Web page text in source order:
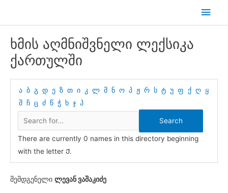
Main
ხმის აღმნიშვნელი ლექსიკა
ქართულში
ა ბ გ დ ე ზ თ ი კ ლ მ ნ ო პ ჟ რ ს ტ უ ფ ქ ღ ყ
შ ჩ ც ძ წ ჭ ხ ჯ ჰ
There are currently 0 names in this directory beginning
with the letter Ქ.
შემდგენელი ლევან ვაშაკიძე